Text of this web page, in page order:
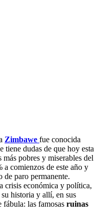
Zimbawe fue conocida
dudas de que hoy esta
pobres y miserables del
comienzos de este año y
de paro permanente.
crisis económica y política,
historia y allí, en sus
fábula: las famosas ruinas